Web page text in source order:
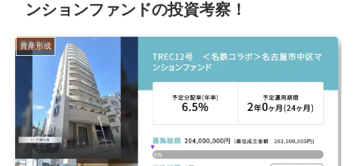
ンションファンドの投資考察！
資産形成